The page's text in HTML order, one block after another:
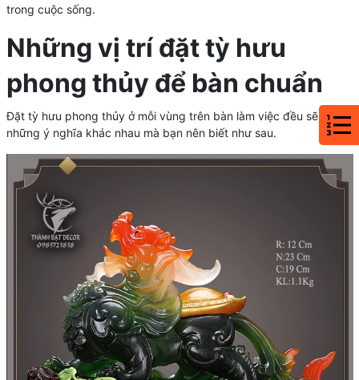
trong cuộc sống.
Những vị trí đặt tỳ hưu
phong thủy để bàn chuẩn
Đặt tỳ hưu phong thủy ở mỗi vùng trên bàn làm việc đều sẽ có
những ý nghĩa khác nhau mà bạn nên biết như sau.